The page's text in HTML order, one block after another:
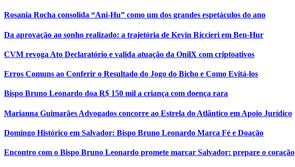
Rosania Rocha consolida “Ani-Hu” como um dos grandes espetáculos do ano
Da aprovação ao sonho realizado: a trajetória de Kevin Riccieri em Ben-Hur
CVM revoga Ato Declaratório e valida atuação da OnilX com criptoativos
Erros Comuns ao Conferir o Resultado do Jogo do Bicho e Como Evitá-los
Bispo Bruno Leonardo doa R$ 150 mil a criança com doença rara
Marianna Guimarães Advogados concorre ao Estrela do Atlântico em Apoio Jurídico
Domingo Histórico em Salvador: Bispo Bruno Leonardo Marca Fé e Doação
Encontro com o Bispo Bruno Leonardo promete marcar Salvador: prepare o coração